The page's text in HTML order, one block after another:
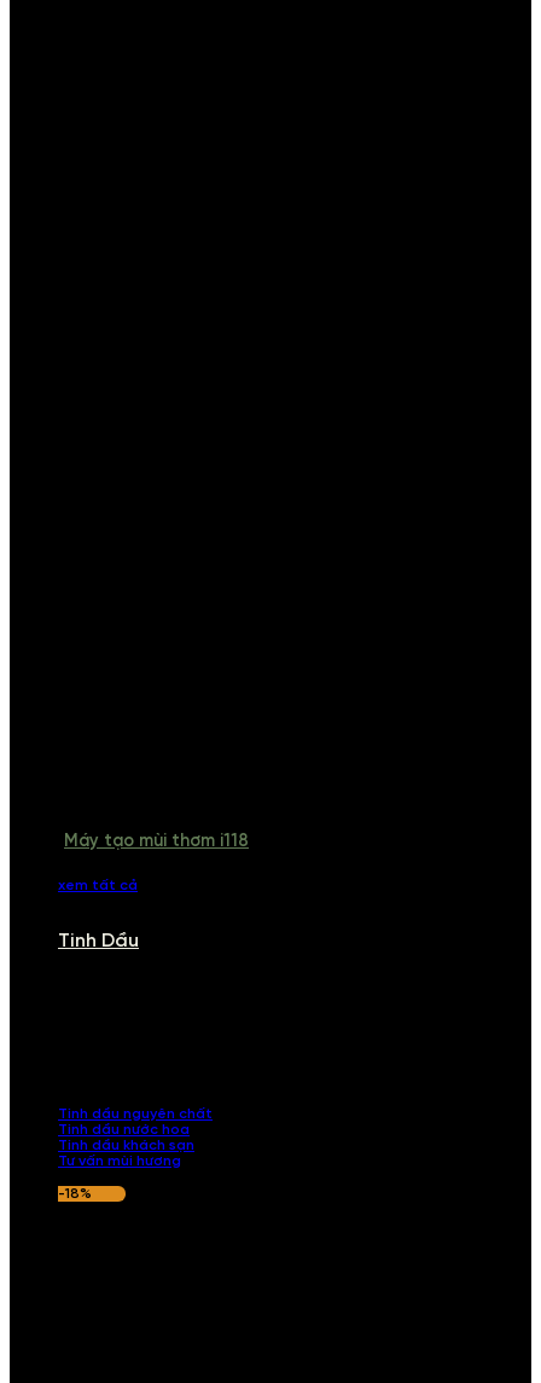
Máy tạo mùi thơm i118
xem tất cả
Tinh Dầu
Tinh dầu nguyên chất
Tinh dầu nước hoa
Tinh dầu khách sạn
Tư vấn mùi hương
-18%